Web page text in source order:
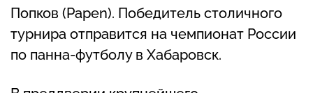
Попков (Papen). Победитель столичного
турнира отправится на чемпионат России
по панна-футболу в Хабаровск.